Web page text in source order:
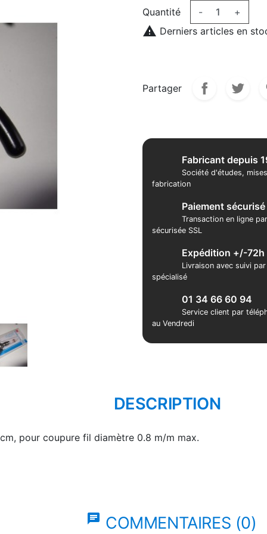
Quantité - +
 Derniers articles en
Partager
Fabricant depuis
Société d'études,
fabrication
Paiement sécurisé
Transaction en ligne
sécurisée SSL
Expédition +/-72h
Livraison avec suivi
spécialisé
01 34 66 60 94
Service client par
au Vendredi
DESCRIPTION
pour coupure fil diamètre 0.8 m/m max.
chat COMMENTAIRES (0)